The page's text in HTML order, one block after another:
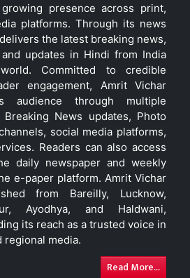
presence across print,
platforms. Through its news
the latest breaking news,
updates in Hindi from India
Committed to credible
engagement, Amrit Vichar
audience through multiple
News updates, Photo
social media platforms,
Readers can also access
daily newspaper and weekly
e-paper platform. Amrit Vichar
from Bareilly, Lucknow,
Ayodhya, and Haldwani,
its reach as a trusted voice in
regional media.
Read More...